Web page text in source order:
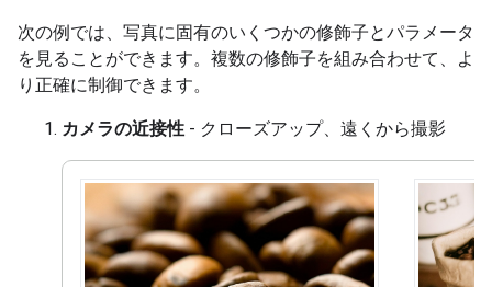
次の例では、写真に固有のいくつかの修飾子とパラメータ
を見ることができます。複数の修飾子を組み合わせて、よ
り正確に制御できます。
カメラの近接性 - クローズアップ、遠くから撮影